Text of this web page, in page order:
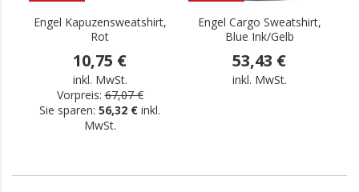
Engel Kapuzensweatshirt,
Rot
10,75 €
inkl. MwSt.
Vorpreis: 67,07 €
Sie sparen: 56,32 € inkl.
MwSt.
Engel Cargo Sweatshirt,
Blue Ink/Gelb
53,43 €
inkl. MwSt.